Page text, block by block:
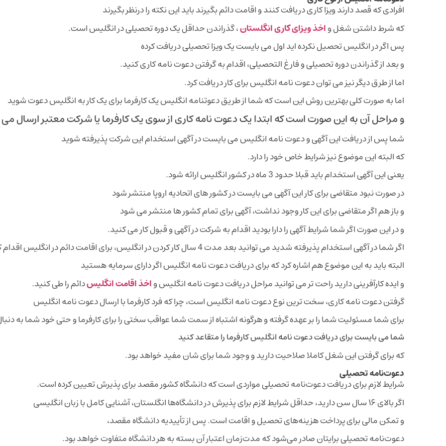
افرادی که قصد دارند ویزا کاری دریافت کنند و اقامت دائم بگیرند باید این نکته را درنظر بگیرند
که شرط داشتن شغل واخذ ویزای کاری انگلستان، گذراندن حداقل یک دوره تحصیلی در انگلیس است.
پس اگر در انگلیس تحصیل نکرده اید اول می بایست یک ویزا تحصیلی دریافت کرده
و بعد از گذراندن دوره تحصیلی و فارغ التحصیلی، اقدام به گرفتن دعوت نامه کاری کنید.
اما از طرق دیگر نیز می توان دعوت نامه انگلیس برای کار دریافت کرد.
اما به صورت کلی بهترین روش این است که شما از طریق دعوتنامه انگلیس یک کارفرما برای یک کار به انگلیس دعوت شوید
و مراحل آن به این صورت است که ابتدا یک دعوت نامه کاری از سوی یک کارفرما یا شرکت معتبر ارسال
شما پس از دریافت این آگهی و دعوت نامه انگلیس می بایست در آگهی استخدام این شرکت پذیرفته شوید
که البته این موضوع نیز شرایط خاص خود را دارد.
یعنی این آگهی استخدام باید قبلا حدود 3 ماه در کشور انگلیس ارائه شود.
در صورت نبود متقاضی برای کار این آگهی می بایست در کشور های اتحادیه اروپا منتشر شود
و باز هم اگر متقاضی برای این کار وجود نداشت، آگهی برای تمام کشور ها منتشر می شود
و در این صورت اگر شما شرایط آگهی را دارا بودید اقدام به شرکت در آگهی و قبول کار می کنید.
اگر شما در آگهی استخدام پذیرفته شدید می توانید بعد مدت 4 سال کار کردن در انگلیس، برای اقامت دائم در انگلیس اقدام کنید.
البته باید به این موضوع هم اشاره کرد که برای دریافت دعوت نامه انگلیس اگر دارای سرمایه هستید
و ایده کارآفرینی دارید راحت تر می توانید مراحل دریافت دعوت نامه انگلیس واخذ اقامت انگلیسدائم را طی کنید.
گرفتن دعوت نامه کاری، سخت ترین نوع دعوت نامه انگلیس است، چرا که فرد کارفرما با ارسال دعوت نامه انگلیس
برای شما مسئولیت شما را بر عهده گرفته و هرگونه اشتباه از سمت شما عواقب سختی را برای کارفرما و حتی خود شما به
شما می بایست برای دریافت دعوت نامه انگلیس کارفرما را متقاعد کنید
که برای گرفتن این شغل کاملا صلاحیت دارید و وجود شما برای شان مفید خواهد بود.
دعوت‌نامه تحصیلی
شرایط لازم برای دریافت دعوت‌نامه تحصیلی مواردی است که دانشگاه کشور مقصد برای پذیرش تعیین کرده است.
اگر بالای ۱۶ سال سن دارید، حداقل شرایط لازم برای پذیرش در دانشگاه‌ها انگلستان، آشنایی کامل با زبان انگلیسی
و تمکن مالی برای پرداخت هزینه‌های تحصیل و اقامت است. پس از تأییدیه دانشگاه مقصد،
دعوت‌نامه تحصیلی برایتان صادر می‌شود که مدت‌زمان اعتبار آن بسته به هر دانشگاه متفاوت خواهد بود.